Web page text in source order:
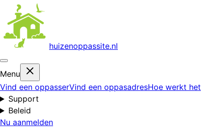
huizenoppassite.nl
Menu
Vind een oppasserVind een oppasadresHoe werkt het
Support
Beleid
Nu aanmelden